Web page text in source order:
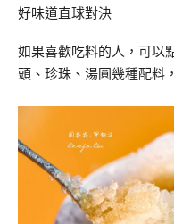
好味道直球對決
如果喜歡吃料的人，可以
頭、珍珠、湯圓幾種配料